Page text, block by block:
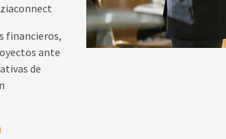
financieros,
ante
de